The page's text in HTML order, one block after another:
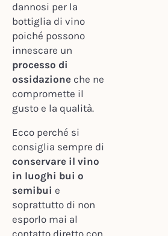
dannosi per la
bottiglia di vino
poiché possono
innescare un
processo di
ossidazioneche ne
compromette il
gusto e la qualità.
Ecco perché si
consiglia sempre di
conservare il vino
in luoghi bui o
semibui e
soprattutto di non
esporlo mai al
contatto diretto con